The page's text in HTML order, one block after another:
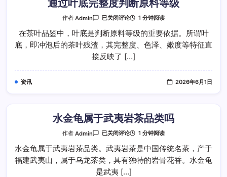
通过叶底完整度判断原料等级
作者Admin
通
叶
底
完
整
度
已关闭评论 1 分钟阅读
在茶叶品鉴中，叶底是判断原料等级的重要依据。所谓叶
底，即冲泡后的茶叶残渣，其完整度、色泽、嫩度等特征直
接反映了 […]
资讯 2026年6月1日
水金龟属于武夷岩茶品类吗
作者Admin
水
龟
属
于
武
夷
已关闭评论 1 分钟阅读
水金龟属于武夷岩茶品类。武夷岩茶是中国传统名茶，产于
福建武夷山，属于乌龙茶类，具有独特的岩骨花香。水金龟
是武夷 […]